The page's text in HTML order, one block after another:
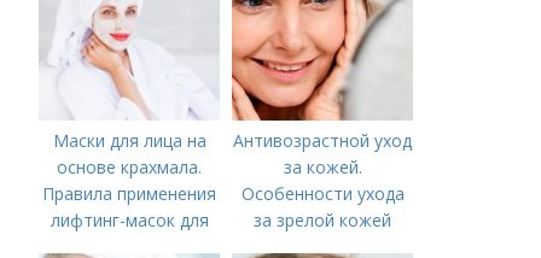
Маски для лица на
основе крахмала.
Правила применения
лифтинг-масок для
Антивозрастной уход
за кожей.
Особенности ухода
за зрелой кожей